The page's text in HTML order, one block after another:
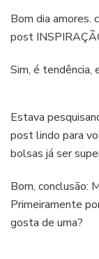
Bom dia amores.
post
Sim, é tendência,
Estava
post lindo para
bolsas já ser
Bom, conclusão:
Primeiramente
gosta de uma?